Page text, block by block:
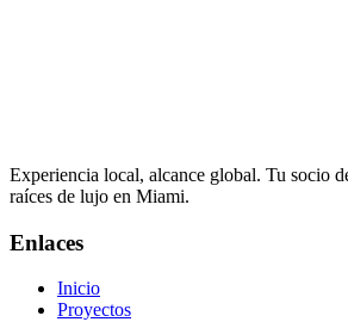
Experiencia local, alcance global. Tu socio
raíces de lujo en Miami.
Enlaces
Inicio
Proyectos